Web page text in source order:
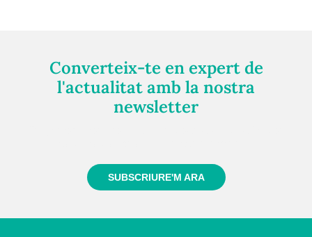
Converteix-te en expert de
l'actualitat amb la nostra
newsletter
SUBSCRIURE'M ARA